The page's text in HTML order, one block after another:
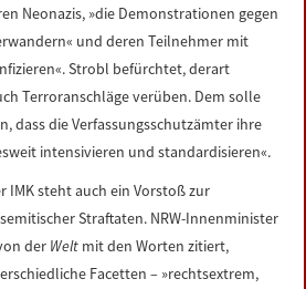
Neonazis, »die Demonstrationen gegen
und deren Teilnehmer mit
Strobl befürchtet, derart
Terroranschläge verüben. Dem solle
dass die Verfassungsschutzämter ihre
intensivieren und standardisieren«.
IMK steht auch ein Vorstoß zur
Straftaten. NRW-Innenminister
der Welt mit den Worten zitiert,
Facetten – »rechtsextrem,